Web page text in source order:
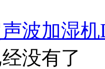
波加湿机
没有了